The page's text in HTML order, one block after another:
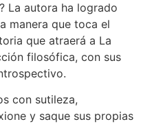
La autora ha logrado
manera que toca el
que atraerá a La
filosófica, con sus
con sutileza,
y saque sus propias